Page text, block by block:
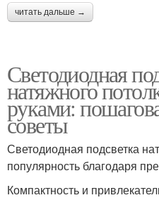
читать дальше →
Светодиодная
натяжного
руками:
советы
Светодиодная подсветка
популярность благодаря
Компактность и